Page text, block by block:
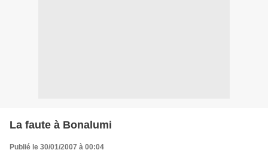
La faute à Bonalumi
Publié le 30/01/2007 à 00:04